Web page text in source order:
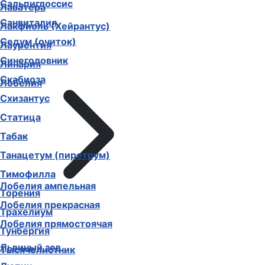
Лаватера
Лакфиоль (Хейрантус)
Лаурентия
Линария
Лобелия
Лобелия ампельная
Лобелия прекрасная
Лобелия прямостоячая
Львиный зев
Сальпиглоссис
Санвиталия
Седум (очиток)
Синеголовник
Скабиоза
Схизантус
Статица
Табак
Танацетум (пиретрум)
Тимофилла
Торения
Трахелиум
Тунбергия
Тысячелистник